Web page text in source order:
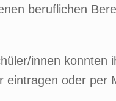
beruflichen
innen konnten
eintragen oder per